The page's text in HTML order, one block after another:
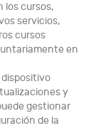
los cursos,
servicios,
cursos
en
y
gestionar
de la